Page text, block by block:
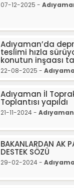
07-12-2025 -
Adıyaman’da
teslimi hızla
konutun inşaası
22-08-2025 -
Adıyaman İl
Toplantısı yapıldı
21-11-2024 - Adıyaman
BAKANLARDAN AK
DESTEK SÖZÜ
29-02-2024 -